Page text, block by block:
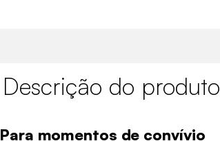
Descrição do produto
Para momentos de convívio